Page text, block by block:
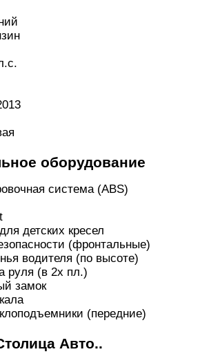
оборудование
система (ABS)
детских кресел
(фронтальные)
водителя (по высоте)
руля (в 2х пл.)
замок
(передние)
Авто..